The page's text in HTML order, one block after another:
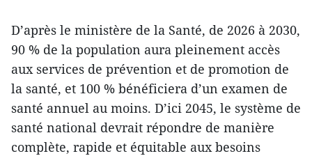
D’après le ministère de la Santé, de 2026 à 2030,
90 % de la population aura pleinement accès
aux services de prévention et de promotion de
la santé, et 100 % bénéficiera d’un examen de
santé annuel au moins. D’ici 2045, le système de
santé national devrait répondre de manière
complète, rapide et équitable aux besoins